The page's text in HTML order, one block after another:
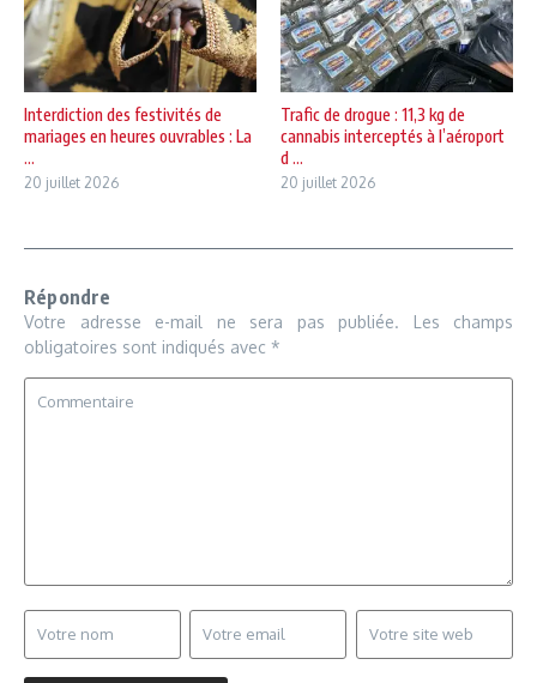
Interdiction des festivités de
mariages en heures ouvrables : La
...
20 juillet 2026
Trafic de drogue : 11,3 kg de
cannabis interceptés à l’aéroport
d ...
20 juillet 2026
Répondre
Votre adresse e-mail ne sera pas publiée.
Les champs
obligatoires sont indiqués avec *